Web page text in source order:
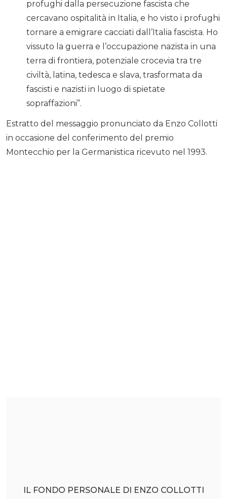
profughi dalla persecuzione fascista che
cercavano ospitalità in Italia, e ho visto i profughi
tornare a emigrare cacciati dall’Italia fascista. Ho
vissuto la guerra e l’occupazione nazista in una
terra di frontiera, potenziale crocevia tra tre
civiltà, latina, tedesca e slava, trasformata da
fascisti e nazisti in luogo di spietate
sopraffazioni”.
Estratto del messaggio pronunciato da Enzo Collotti
in occasione del conferimento del premio
Montecchio per la Germanistica ricevuto nel 1993.
IL FONDO PERSONALE DI ENZO COLLOTTI